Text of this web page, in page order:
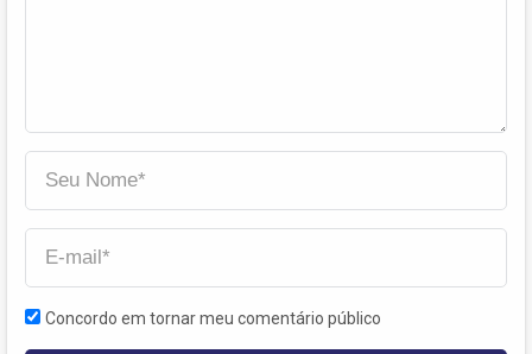
Concordo em tornar meu comentário público